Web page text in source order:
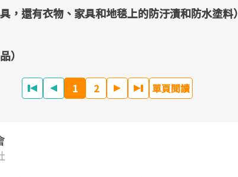
，還有衣物、家具和地毯上的防汙漬和防水塗料）
）
1 2 單頁閱讀